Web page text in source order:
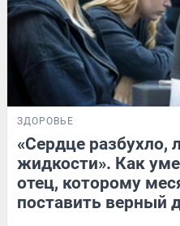
ЗДОРОВЬЕ
«Сердце разбухло,
жидкости». Как
отец, которому
поставить верный